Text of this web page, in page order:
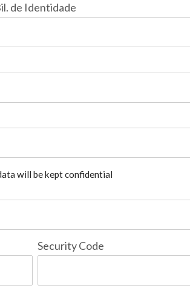
de Identidade
will be kept confidential
Security Code